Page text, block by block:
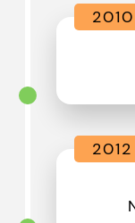
2010
2012